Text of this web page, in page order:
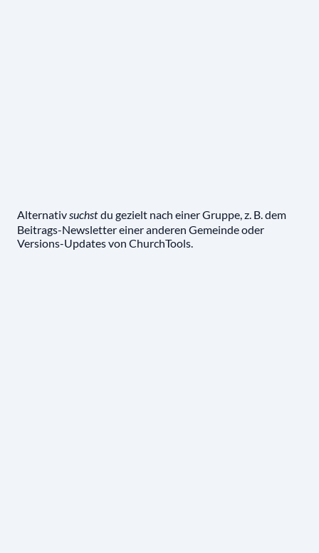
Alternativsuchstdu gezielt nach einer Gruppe, z. B. dem
Beitrags-Newsletter einer anderen Gemeinde oder
Versions-Updates von ChurchTools.